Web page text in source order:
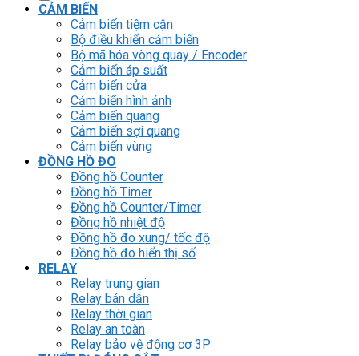
CẢM BIẾN
Cảm biến tiệm cận
Bộ điều khiển cảm biến
Bộ mã hóa vòng quay / Encoder
Cảm biến áp suất
Cảm biến cửa
Cảm biến hình ảnh
Cảm biến quang
Cảm biến sợi quang
Cảm biến vùng
ĐỒNG HỒ ĐO
Đồng hồ Counter
Đồng hồ Timer
Đồng hồ Counter/Timer
Đồng hồ nhiệt độ
Đồng hồ đo xung/ tốc độ
Đồng hồ đo hiển thị số
RELAY
Relay trung gian
Relay bán dẫn
Relay thời gian
Relay an toàn
Relay bảo vệ động cơ 3P